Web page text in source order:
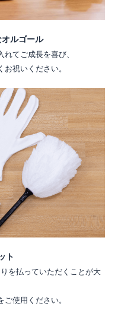
ルゴール
てご成長を喜び、
お祝いください。
ト
を払っていただくことが大
使用ください。